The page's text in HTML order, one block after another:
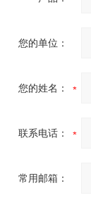
您的单位：
您的姓名：
联系电话：
常用邮箱：